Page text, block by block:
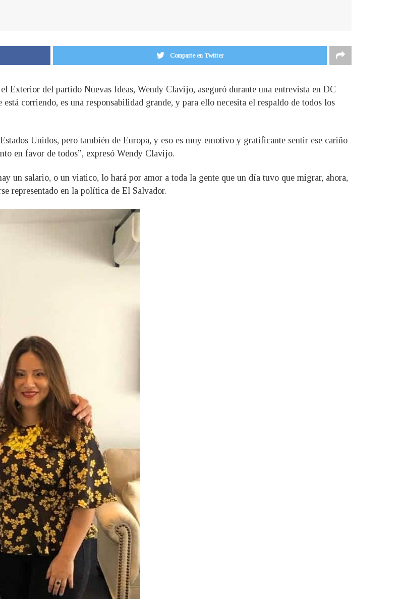
Comparte en Twitter
Exterior del partido Nuevas Ideas, Wendy Clavijo, aseguró durante una entrevista en DC
corriendo, es una responsabilidad grande, y para ello necesita el respaldo de todos los
Unidos, pero también de Europa, y eso es muy emotivo y gratificante sentir ese cariño
en favor de todos”, expresó Wendy Clavijo.
un salario, o un viatico, lo hará por amor a toda la gente que un día tuvo que migrar, ahora,
representado en la política de El Salvador.